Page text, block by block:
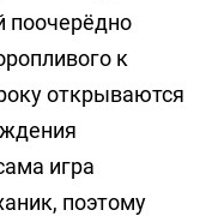
поочерёдно
к
открываются
игра
поэтому